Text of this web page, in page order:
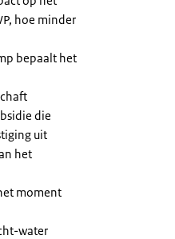
hoe minder
bepaalt het
die
uit
het
moment
water